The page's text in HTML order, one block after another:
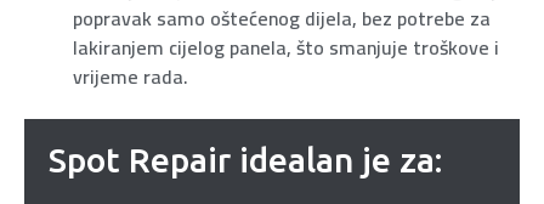
popravak samo oštećenog dijela, bez potrebe za
lakiranjem cijelog panela, što smanjuje troškove i
vrijeme rada.
Spot Repair idealan je za: